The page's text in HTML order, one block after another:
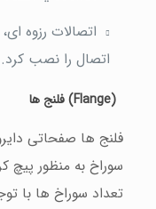
اتصالات رزوه
اتصال را نصب کرد.
(Flange) فلنج ها
فلنج ها صفحاتی
سوراخ به منظور
تعداد سوراخ ها با